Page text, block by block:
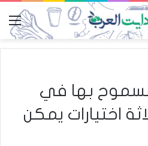
بها في
اختيارات يمكن